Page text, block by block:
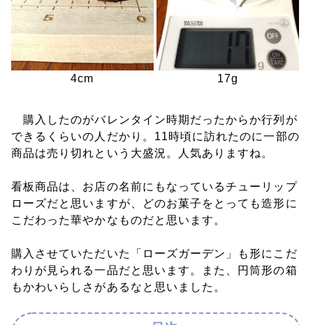
4cm 17g
購入したのがバレンタイン時期だったからか行列が
できるくらいの人だかり。11時頃に訪れたのに一部の
商品は売り切れという大盛況。人気ありますね。
看板商品は、お店の名前にもなっているチューリップ
ローズだと思いますが、どのお菓子をとっても造形に
こだわった華やかなものだと思います。
購入させていただいた「ローズガーデン」も形にこだ
わりが見られる一品だと思います。また、円筒形の箱
もかわいらしさがあるなと思いました。